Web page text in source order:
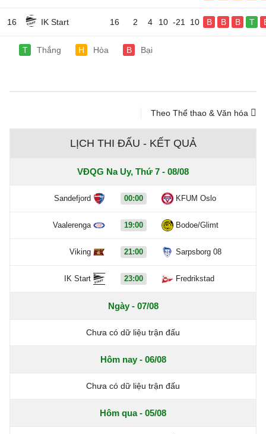
16 IK Start 16 2 4 10 -21 10 B B B T
T Thắng H Hòa B Bại
Theo Thể thao & Văn hóa
LỊCH THI ĐẤU - KẾT QUẢ
VĐQG Na Uy, Thứ 7 - 08/08
Sandefjord 00:00 KFUM Oslo
Vaalerenga 19:00 Bodoe/Glimt
Viking 21:00 Sarpsborg 08
IK Start 23:00 Fredrikstad
Ngày - 07/08
Chưa có dữ liệu trận đấu
Hôm nay - 06/08
Chưa có dữ liệu trận đấu
Hôm qua - 05/08